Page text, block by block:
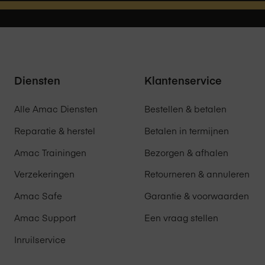
en klaar voor gebruik.
siliconenrubber dat eenvoudig schoon te maken is.
uitziet.
verfijnde en samenhangende look aan jouw iPad Pro
en toont het vakmanschap van de hoes.
voor extra
Diensten
Alle Amac Diensten
Reparatie & herstel
Amac Trainingen
Verzekeringen
Amac Safe
Amac Support
Inruilservice
Klantenservice
Bestellen & betalen
Betalen in termijnen
Bezorgen & afhalen
Retourneren & annuleren
Garantie & voorwaarden
Een vraag stellen